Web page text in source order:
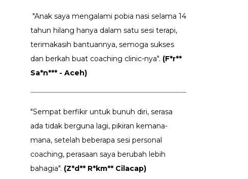
"Anak saya mengalami pobia nasi selama 14
tahun hilang hanya dalam satu sesi terapi,
terimakasih bantuannya, semoga sukses
dan berkah buat coaching clinic-nya". (F*r**
Sa*n*** - Aceh)
"Sempat berfikir untuk bunuh diri, serasa
ada tidak berguna lagi, pikiran kemana-
mana, setelah beberapa sesi personal
coaching, perasaan saya berubah lebih
bahagia". (Z*d** R*km** Cilacap)